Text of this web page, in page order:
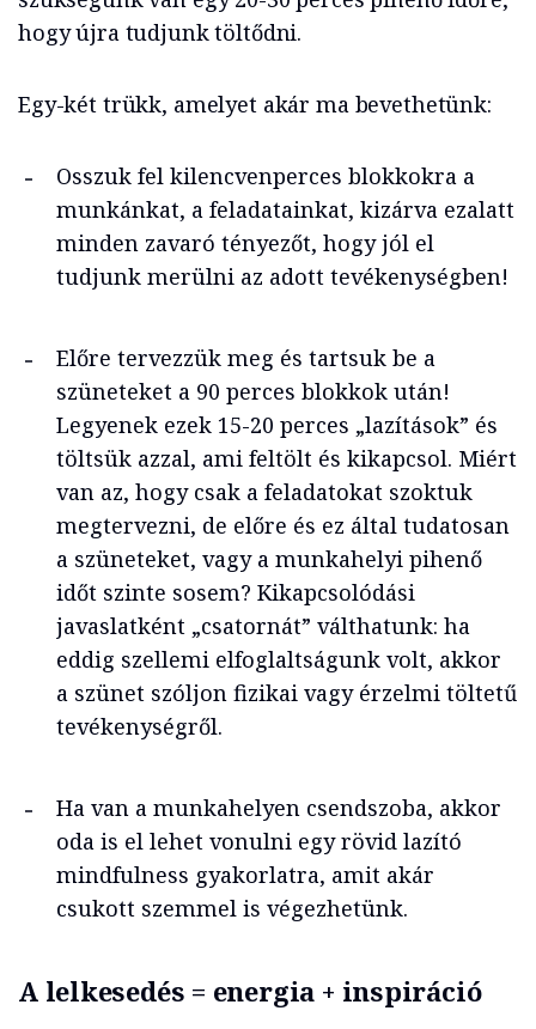
hogy újra tudjunk töltődni.
Egy-két trükk, amelyet akár ma bevethetünk:
Osszuk fel kilencvenperces blokkokra a
munkánkat, a feladatainkat, kizárva ezalatt
minden zavaró tényezőt, hogy jól el
tudjunk merülni az adott tevékenységben!
Előre tervezzük meg és tartsuk be a
szüneteket a 90 perces blokkok után!
Legyenek ezek 15-20 perces „lazítások” és
töltsük azzal, ami feltölt és kikapcsol. Miért
van az, hogy csak a feladatokat szoktuk
megtervezni, de előre és ez által tudatosan
a szüneteket, vagy a munkahelyi pihenő
időt szinte sosem? Kikapcsolódási
javaslatként „csatornát” válthatunk: ha
eddig szellemi elfoglaltságunk volt, akkor
a szünet szóljon fizikai vagy érzelmi töltetű
tevékenységről.
Ha van a munkahelyen csendszoba, akkor
oda is el lehet vonulni egy rövid lazító
mindfulness gyakorlatra, amit akár
csukott szemmel is végezhetünk.
A lelkesedés = energia + inspiráció